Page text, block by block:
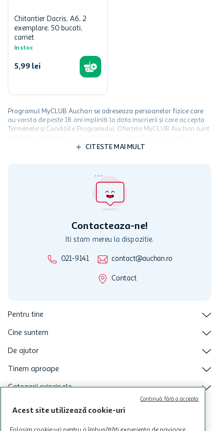
Chitantier Dacris, A6, 2
exemplare, 50 bucati,
carnet
In stoc
5,99 lei
Programul MyCLUB Auchan se adreseaza persoanelor fizice care
au varsta de peste 18 ani impliniti la data inscrierii și care accepta
Termenele și Condițiile Programului. Ofertele MyCLUB Auchan sunt
limita a 12 unitati / card client o singura data in perioada promotiei.
activitati in afara celor mentionate in Termene si Conditii. Auchan
nu raspunde pentru imposibilitatea utilizarii Cardului in perioada in
care aceste este suspendat sau in perioada in care sunt efectuate
CITESTE MAI MULT
Contacteaza-ne!
Iti stam mereu la dispozitie.
021-9141 contact@auchan.ro
Contact
Pentru tine
Cine suntem
De ajutor
Tinem aproape
Categorii principale
Intra acum in aplicatia Auchan
Acest site utilizează cookie-uri
Continuă fără a accepta